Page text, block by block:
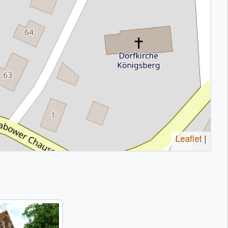
Leaflet |